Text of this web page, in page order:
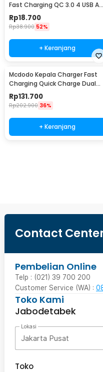
Fast Charging QC 3.0 4 USB A
Port 7A 35W - BK-358
Rp18.700
Rp38.900 52%
+ Keranjang
Mcdodo Kepala Charger Fast
Charging Quick Charge Dual
Port USB 33 W - CH-092
Rp131.700
Rp202.900 36%
+ Keranjang
Contact
Pembelian Online
Telp : (021) 39 700 200
Customer Service (WA) :
Toko Kami
Jabodetabek
Lokasi
Jakarta Pusat
Toko